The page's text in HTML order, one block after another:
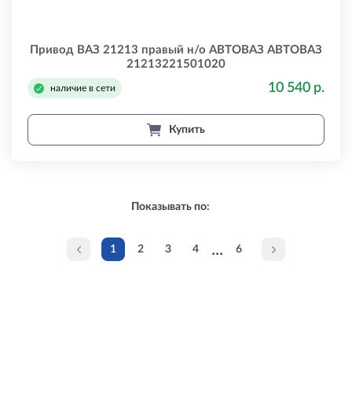
Привод ВАЗ 21213 правый н/о АВТОВАЗ АВТОВАЗ
21213221501020
наличие в сети 10 540 р.
Купить
Показывать по:
1 2 3 4 ... 6